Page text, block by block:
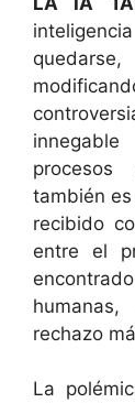
también
recibido
entre el
rechazo
La